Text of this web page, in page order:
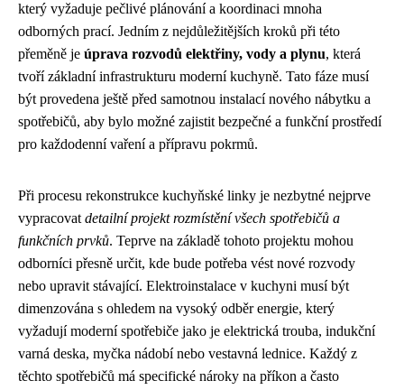
který vyžaduje pečlivé plánování a koordinaci mnoha
odborných prací. Jedním z nejdůležitějších kroků při této
přeměně je úprava rozvodů elektřiny, vody a plynu, která
tvoří základní infrastrukturu moderní kuchyně. Tato fáze musí
být provedena ještě před samotnou instalací nového nábytku a
spotřebičů, aby bylo možné zajistit bezpečné a funkční prostředí
pro každodenní vaření a přípravu pokrmů.
Při procesu rekonstrukce kuchyňské linky je nezbytné nejprve
vypracovat detailní projekt rozmístění všech spotřebičů a
funkčních prvků. Teprve na základě tohoto projektu mohou
odborníci přesně určit, kde bude potřeba vést nové rozvody
nebo upravit stávající. Elektroinstalace v kuchyni musí být
dimenzována s ohledem na vysoký odběr energie, který
vyžadují moderní spotřebiče jako je elektrická trouba, indukční
varná deska, myčka nádobí nebo vestavná lednice. Každý z
těchto spotřebičů má specifické nároky na příkon a často